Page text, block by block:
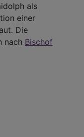
als
einer
Die
nach Bischof